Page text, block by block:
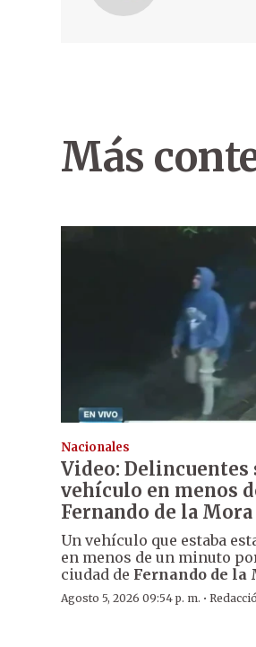
Más
Nacionales
Video: Delincuentes
vehículo en menos
Fernando de la Mora
Un vehículo que estaba
en menos de un minuto
ciudad de Fernando de la
Agosto 5, 2026 09:54 p. m. ·